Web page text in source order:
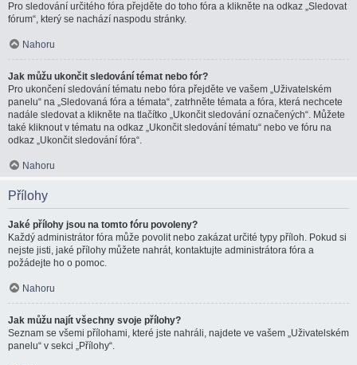
Pro sledování určitého fóra přejděte do toho fóra a klikněte na odkaz „Sledovat
fórum“, který se nachází naspodu stránky.
Nahoru
Jak můžu ukončit sledování témat nebo fór?
Pro ukončení sledování tématu nebo fóra přejděte ve vašem „Uživatelském
panelu“ na „Sledovaná fóra a témata“, zatrhněte témata a fóra, která nechcete
nadále sledovat a klikněte na tlačítko „Ukončit sledování označených“. Můžete
také kliknout v tématu na odkaz „Ukončit sledování tématu“ nebo ve fóru na
odkaz „Ukončit sledování fóra“.
Nahoru
Přílohy
Jaké přílohy jsou na tomto fóru povoleny?
Každý administrátor fóra může povolit nebo zakázat určité typy příloh. Pokud si
nejste jisti, jaké přílohy můžete nahrát, kontaktujte administrátora fóra a
požádejte ho o pomoc.
Nahoru
Jak můžu najít všechny svoje přílohy?
Seznam se všemi přílohami, které jste nahráli, najdete ve vašem „Uživatelském
panelu“ v sekci „Přílohy“.